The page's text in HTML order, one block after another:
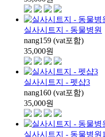
실사시트지 - 동물병원
nang159 (vat포함)
35,000원
실사시트지 - 펫샵3
nang160 (vat포함)
35,000원
실사시트지 - 동물병원1